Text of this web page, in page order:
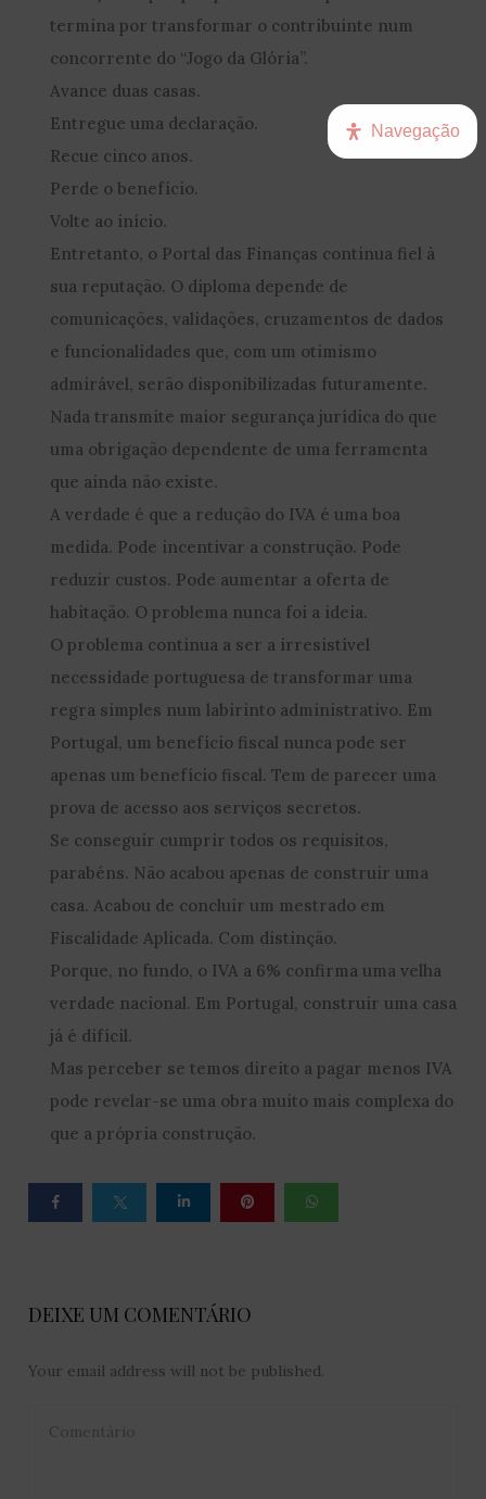
termina por transformar o contribuinte num
concorrente do “Jogo da Glória”.
Avance duas casas.
Entregue uma declaração.
Recue cinco anos.
Perde o benefício.
Volte ao início.
Entretanto, o Portal das Finanças continua fiel à
sua reputação. O diploma depende de
comunicações, validações, cruzamentos de dados
e funcionalidades que, com um otimismo
admirável, serão disponibilizadas futuramente.
Nada transmite maior segurança jurídica do que
uma obrigação dependente de uma ferramenta
que ainda não existe.
A verdade é que a redução do IVA é uma boa
medida. Pode incentivar a construção. Pode
reduzir custos. Pode aumentar a oferta de
habitação. O problema nunca foi a ideia.
O problema continua a ser a irresistível
necessidade portuguesa de transformar uma
regra simples num labirinto administrativo. Em
Portugal, um benefício fiscal nunca pode ser
apenas um benefício fiscal. Tem de parecer uma
prova de acesso aos serviços secretos.
Se conseguir cumprir todos os requisitos,
parabéns. Não acabou apenas de construir uma
casa. Acabou de concluir um mestrado em
Fiscalidade Aplicada. Com distinção.
Porque, no fundo, o IVA a 6% confirma uma velha
verdade nacional. Em Portugal, construir uma casa
já é difícil.
Mas perceber se temos direito a pagar menos IVA
pode revelar-se uma obra muito mais complexa do
que a própria construção.
DEIXE UM COMENTÁRIO
Your email address will not be published.
Navegação